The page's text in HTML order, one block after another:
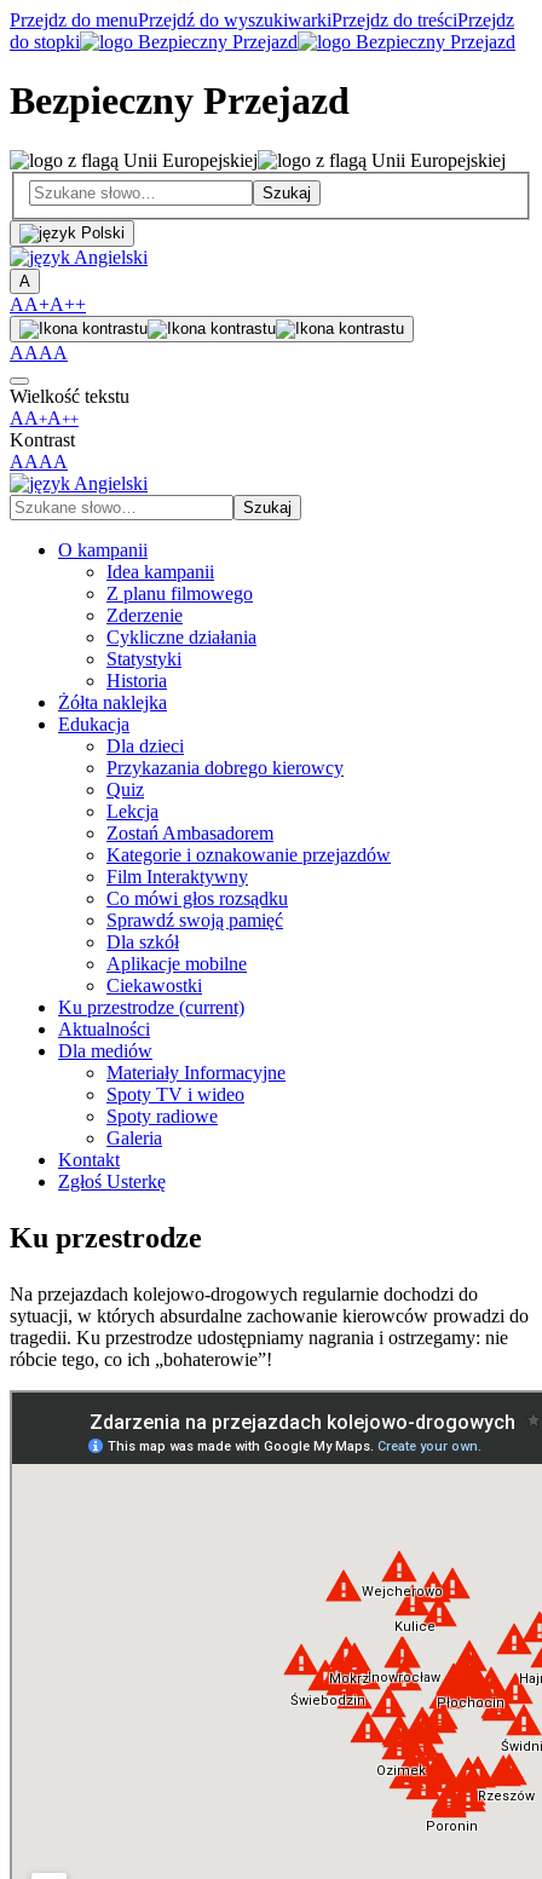
Przejdz do menuPrzejdź do wyszukiwarkiPrzejdz do treściPrzejdz
do stopki
Bezpieczny Przejazd
A
AA+A++
AAAA
Wielkość tekstu
AA+A++
Kontrast
AAAA
O kampanii
Idea kampanii
Z planu filmowego
Zderzenie
Cykliczne działania
Statystyki
Historia
Żółta naklejka
Edukacja
Dla dzieci
Przykazania dobrego kierowcy
Quiz
Lekcja
Zostań Ambasadorem
Kategorie i oznakowanie przejazdów
Film Interaktywny
Co mówi głos rozsądku
Sprawdź swoją pamięć
Dla szkół
Aplikacje mobilne
Ciekawostki
Ku przestrodze (current)
Aktualności
Dla mediów
Materiały Informacyjne
Spoty TV i wideo
Spoty radiowe
Galeria
Kontakt
Zgłoś Usterkę
Ku przestrodze
Na przejazdach kolejowo-drogowych regularnie dochodzi do
sytuacji, w których absurdalne zachowanie kierowców prowadzi do
tragedii. Ku przestrodze udostępniamy nagrania i ostrzegamy: nie
róbcie tego, co ich „bohaterowie”!